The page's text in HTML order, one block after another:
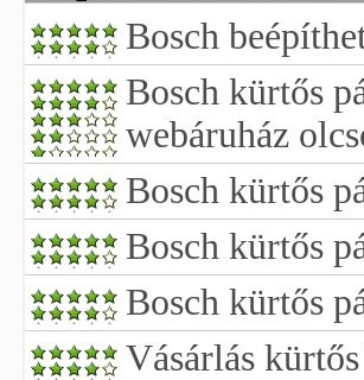
Bosch
Bosch kürtős
webáruház
Bosch kürtős
Bosch kürtős
Bosch kürtős
Vásárlás